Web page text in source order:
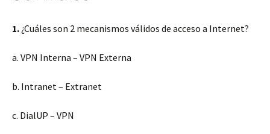
1. ¿Cuáles son 2 mecanismos válidos de acceso a Internet?
a. VPN Interna – VPN Externa
b. Intranet – Extranet
c. DialUP – VPN